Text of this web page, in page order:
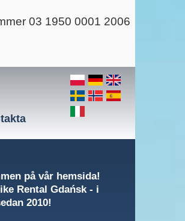
03 1950 0001 2006
på vår hemsida!
Rental Gdańsk - i
2010!